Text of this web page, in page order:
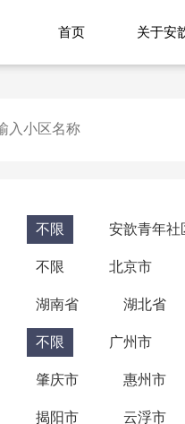
首页 关于安
不限 安歆青年社
不限 北京市
湖南省 湖北省
不限 广州市
肇庆市 惠州市
揭阳市 云浮市